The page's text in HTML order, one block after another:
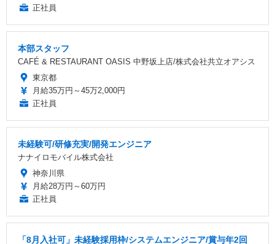
正社員
本部スタッフ
CAFÉ & RESTAURANT OASIS 中野坂上店/株式会社共立オアシス
東京都
月給35万円～45万2,000円
正社員
未経験可/研修充実/開発エンジニア
ナナイロモバイル株式会社
神奈川県
月給28万円～60万円
正社員
「8月入社可」未経験採用枠/システムエンジニア/賞与年2回